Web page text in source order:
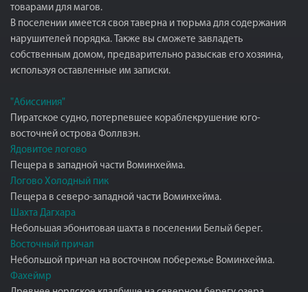
товарами для магов.
В поселении имеется своя таверна и тюрьма для содержания
нарушителей порядка. Также вы сможете завладеть
собственным домом, предварительно разыскав его хозяина,
используя оставленные им записки.
"Абиссиния"
Пиратское судно, потерпевшее кораблекрушение юго-
восточней острова Фоллвэн.
Ядовитое логово
Пещера в западной части Воминхейма.
Логово Холодный пик
Пещера в северо-западной части Воминхейма.
Шахта Дагхара
Небольшая эбонитовая шахта в поселении Белый берег.
Восточный причал
Небольшой причал на восточном побережье Воминхейма.
Фахеймр